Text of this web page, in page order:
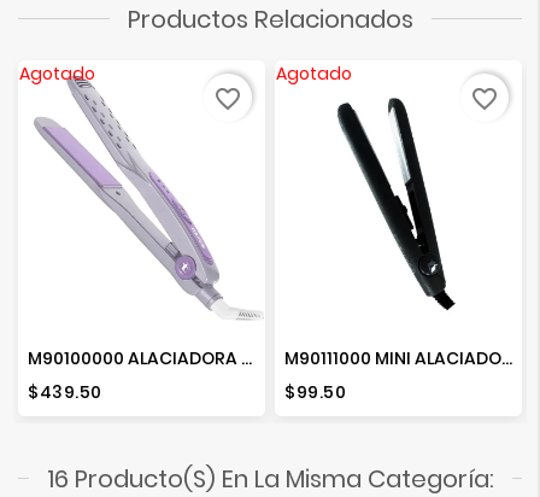
Productos Relacionados
Agotado
M90100000 ALACIADORA ALCINOO
Precio
$439.50
favorite_border
Agotado
M90111000 MINI ALACIADORA ST-100 GRAFITO
Precio
$99.50
favorite_border
16 Producto(s) En La Misma Categoría: